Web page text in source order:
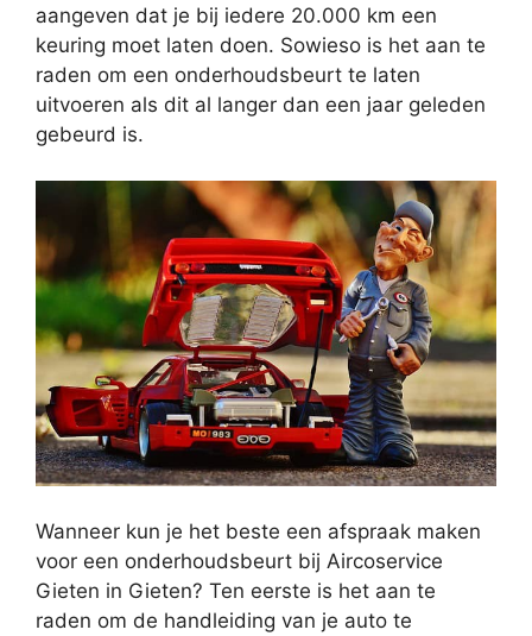
aangeven dat je bij iedere 20.000 km een
keuring moet laten doen. Sowieso is het aan te
raden om een onderhoudsbeurt te laten
uitvoeren als dit al langer dan een jaar geleden
gebeurd is.
Wanneer kun je het beste een afspraak maken
voor een onderhoudsbeurt bij Aircoservice
Gieten in Gieten? Ten eerste is het aan te
raden om de handleiding van je auto te